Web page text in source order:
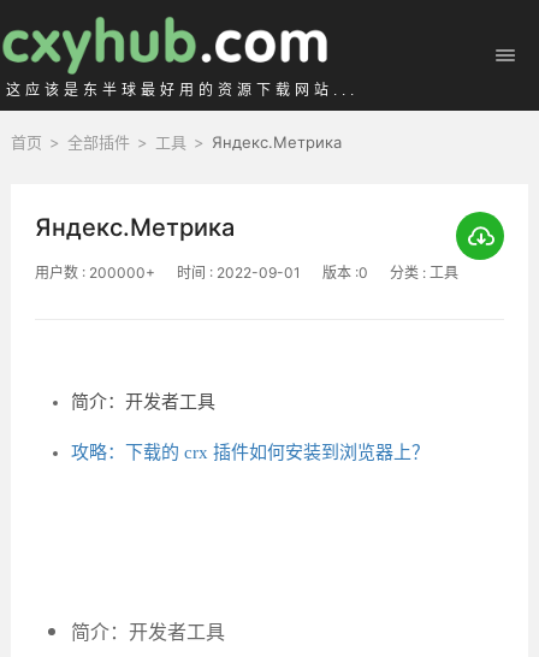
这应该是东半球最好用的资源下载网站...
首页 > 全部插件 > 工具 > Яндекс.Метрика
Яндекс.Метрика
用户数 : 200000+ 时间 : 2022-09-01 版本 :0 分类 : 工具
简介：开发者工具
攻略：下载的 crx 插件如何安装到浏览器上？
简介：开发者工具